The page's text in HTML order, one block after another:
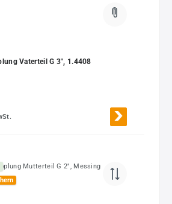
Vaterteil G 3", 1.4408